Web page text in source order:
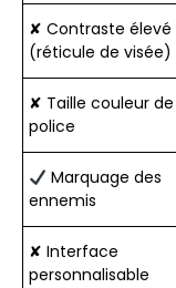
✘ Contraste élevé
(réticule de visée)
✘ Taille couleur de
police
Marquage des
ennemis
✘ Interface
personnalisable